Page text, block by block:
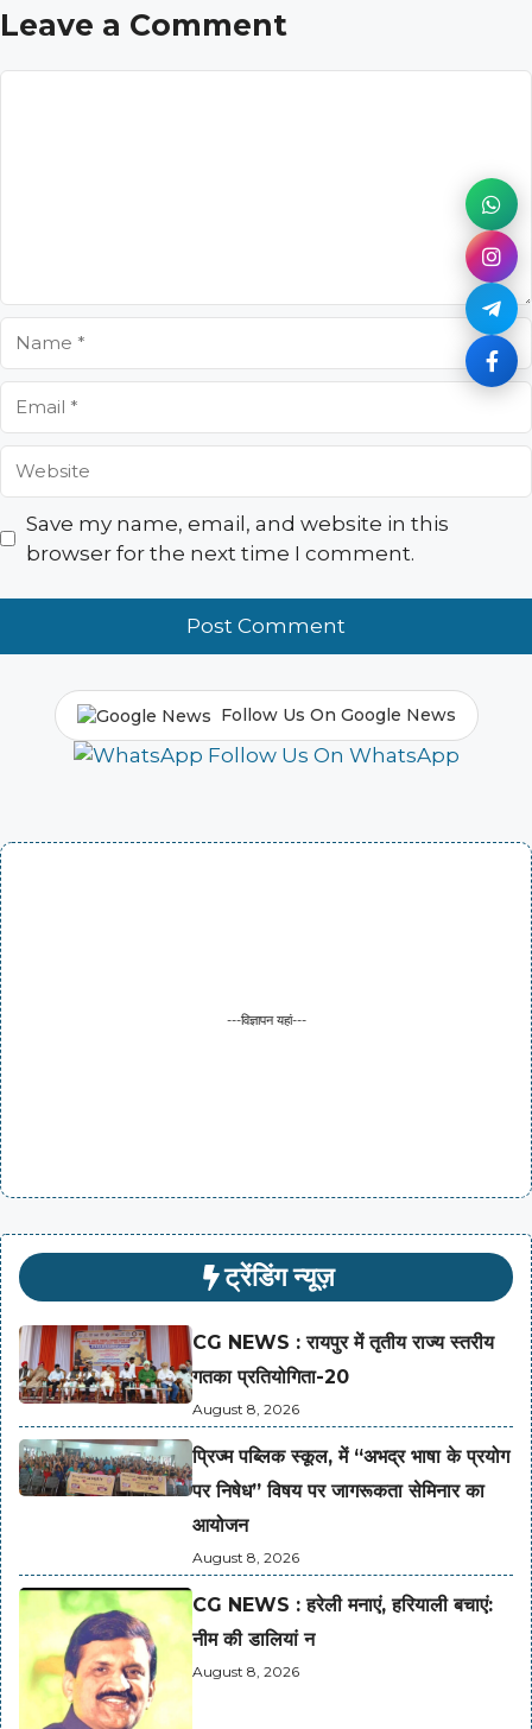
Leave a Comment
Save my name, email, and website in this
browser for the next time I comment.
Follow Us On Google News
Follow Us On WhatsApp
---विज्ञापन यहां---
ट्रेंडिंग न्यूज़
CG NEWS : रायपुर में तृतीय राज्य स्तरीय
गतका प्रतियोगिता-20
August 8, 2026
प्रिज्म पब्लिक स्कूल, में “अभद्र भाषा के प्रयोग
पर निषेध” विषय पर जागरूकता सेमिनार का
आयोजन
August 8, 2026
CG NEWS : हरेली मनाएं, हरियाली बचाएं:
नीम की डालियां न
August 8, 2026